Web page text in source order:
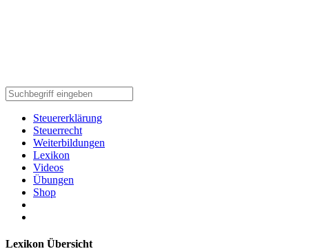
Steuererklärung
Steuerrecht
Weiterbildungen
Lexikon
Videos
Übungen
Shop
Lexikon Übersicht